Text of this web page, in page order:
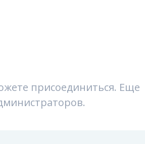
присоединиться. Еще